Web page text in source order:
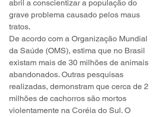
abril a conscientizar a população do
grave problema causado pelos maus
tratos.
De acordo com a Organização Mundial
da Saúde (OMS), estima que no Brasil
existam mais de 30 milhões de animais
abandonados. Outras pesquisas
realizadas, demonstram que cerca de 2
milhões de cachorros são mortos
violentamente na Coréia do Sul. O